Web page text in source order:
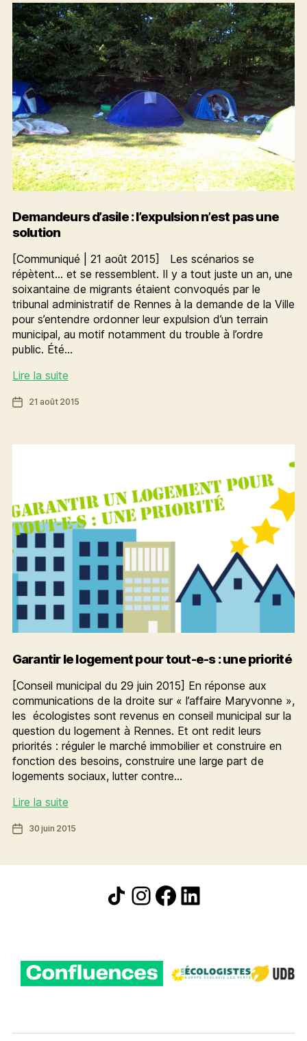
pour
tous
Demandeurs d’asile : l’expulsion n’est pas une
solution
[Communiqué | 21 août 2015] Les scénarios se
répètent… et se ressemblent. Il y a tout juste un an, une
soixantaine de migrants étaient convoqués par le
tribunal administratif de Rennes à la demande de la Ville
pour s’entendre ordonner leur expulsion d’un terrain
municipal, au motif notamment du trouble à l’ordre
public. Été…
Lire la suiteDemandeurs
:
Date21 août 2015
Garantir le logement pour tout-e-s : une priorité
[Conseil municipal du 29 juin 2015] En réponse aux
communications de la droite sur « l’affaire Maryvonne »,
les écologistes sont revenus en conseil municipal sur la
question du logement à Rennes. Et ont redit leurs
priorités : réguler le marché immobilier et construire en
fonction des besoins, construire une large part de
logements sociaux, lutter contre…
Lire la suiteGarantir
logement
tout-
Date30 juin 2015
Icône de partage
Instagram
Facebook
LinkedIn